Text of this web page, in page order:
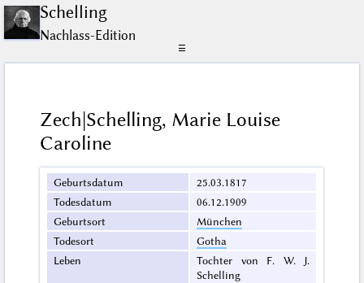
Schelling
Nachlass-Edition
☰
Zech|Schelling, Marie Louise
Caroline
Geburtsdatum
25.03.1817
Todesdatum
06.12.1909
Geburtsort
München
Todesort
Gotha
Leben
Tochter von F. W. J.
Schelling